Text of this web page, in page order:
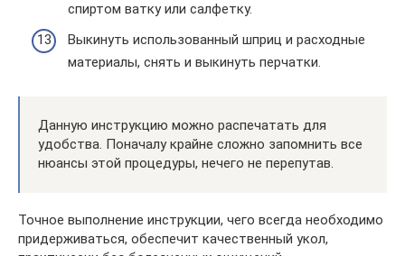
спиртом ватку или салфетку.
Выкинуть использованный шприц и расходные
материалы, снять и выкинуть перчатки.
Данную инструкцию можно распечатать для
удобства. Поначалу крайне сложно запомнить все
нюансы этой процедуры, нечего не перепутав.
Точное выполнение инструкции, чего всегда необходимо
придерживаться, обеспечит качественный укол,